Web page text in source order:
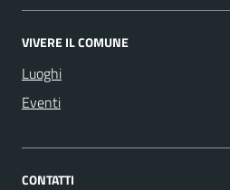
VIVERE IL COMUNE
Luoghi
Eventi
CONTATTI